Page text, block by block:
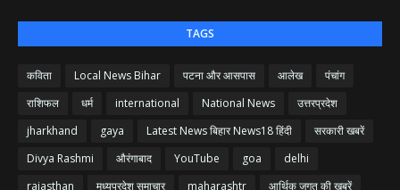
TAGS
कविता Local News Bihar पटना और आसपास आलेख
पंचांग
राशिफल
धर्म international National News
उत्तरप्रदेश
jharkhand
gaya Latest News बिहार News18 हिंदी
सरकारी खबरें
Divya Rashmi
औरंगाबाद YouTube goa
delhi
rajasthan
मध्यप्रदेश समाचार maharashtr
आर्थिक जगत की खबरें